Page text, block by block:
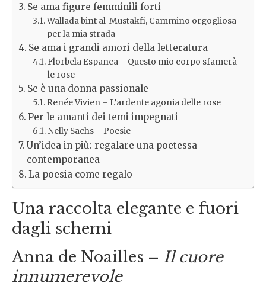
Se ama figure femminili forti
Wallada bint al-Mustakfi, Cammino orgogliosa
per la mia strada
Se ama i grandi amori della letteratura
Florbela Espanca – Questo mio corpo sfamerà
le rose
Se è una donna passionale
Renée Vivien – L’ardente agonia delle rose
Per le amanti dei temi impegnati
Nelly Sachs – Poesie
Un’idea in più: regalare una poetessa
contemporanea
La poesia come regalo
Una raccolta elegante e fuori
dagli schemi
Anna de Noailles – Il cuore
innumerevole